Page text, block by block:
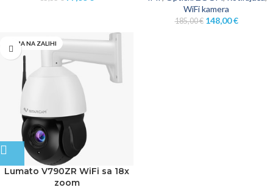
WiFi kamera
185,00€ 148,00€
NEMA NA ZALIHI
Lumato V790ZR WiFi sa 18x
zoom